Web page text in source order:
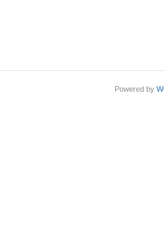
Powered by